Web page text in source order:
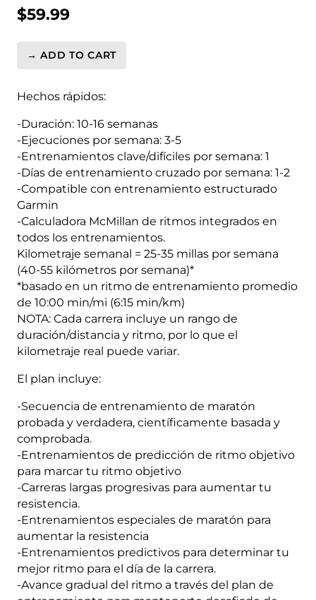
$59.99
Maratón
2
-
16
Semanas
quantity
→ ADD TO CART
Hechos rápidos:
-Duración: 10-16 semanas
-Ejecuciones por semana: 3-5
-Entrenamientos clave/difíciles por semana: 1
-Días de entrenamiento cruzado por semana: 1-2
-Compatible con entrenamiento estructurado
Garmin
-Calculadora McMillan de ritmos integrados en
todos los entrenamientos.
Kilometraje semanal = 25-35 millas por semana
(40-55 kilómetros por semana)*
*basado en un ritmo de entrenamiento promedio
de 10:00 min/mi (6:15 min/km)
NOTA: Cada carrera incluye un rango de
duración/distancia y ritmo, por lo que el
kilometraje real puede variar.
El plan incluye:
-Secuencia de entrenamiento de maratón
probada y verdadera, científicamente basada y
comprobada.
-Entrenamientos de predicción de ritmo objetivo
para marcar tu ritmo objetivo
-Carreras largas progresivas para aumentar tu
resistencia.
-Entrenamientos especiales de maratón para
aumentar la resistencia
-Entrenamientos predictivos para determinar tu
mejor ritmo para el día de la carrera.
-Avance gradual del ritmo a través del plan de